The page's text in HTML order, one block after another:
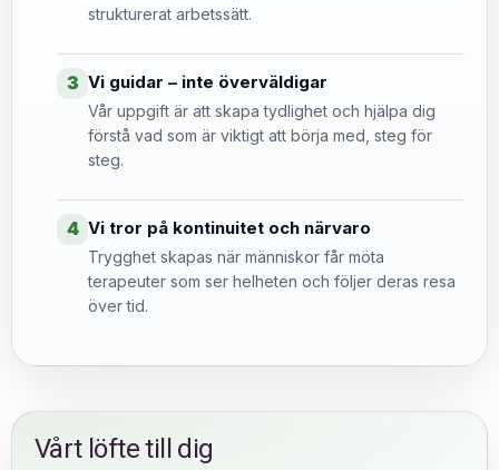
strukturerat arbetssätt.
3 Vi guidar – inte överväldigar
Vår uppgift är att skapa tydlighet och hjälpa dig
förstå vad som är viktigt att börja med, steg för
steg.
4 Vi tror på kontinuitet och närvaro
Trygghet skapas när människor får möta
terapeuter som ser helheten och följer deras resa
över tid.
Vårt löfte till dig